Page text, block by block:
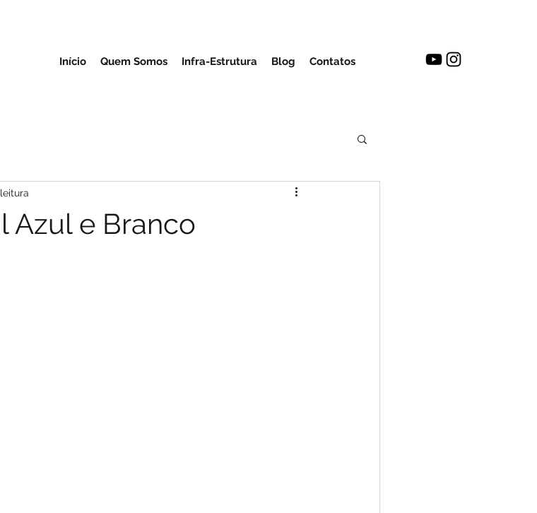
Início Quem Somos Infra-Estrutura Blog Contatos
Azul e Branco